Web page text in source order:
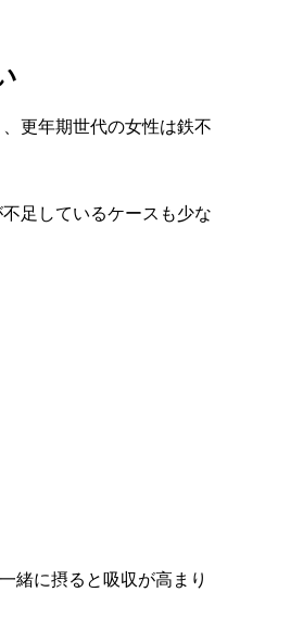
更年期世代の女性は鉄不
足しているケースも少な
緒に摂ると吸収が高まり